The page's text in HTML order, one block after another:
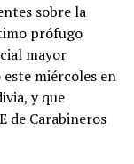
del
equipos
a Cancino
por la
disparos al
sobre la
prófugo
mayor
miércoles en
y que
de Carabineros